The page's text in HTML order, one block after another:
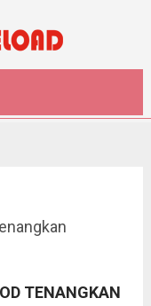
TENANGKAN